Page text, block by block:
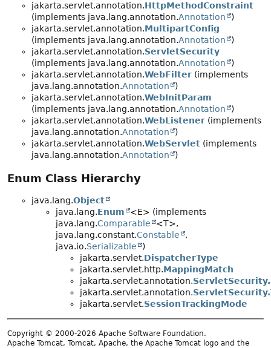
jakarta.servlet.annotation.HttpMethodConstraint
(implements java.lang.annotation.Annotation
)
jakarta.servlet.annotation.MultipartConfig
(implements java.lang.annotation.Annotation
)
jakarta.servlet.annotation.ServletSecurity
(implements java.lang.annotation.Annotation
)
jakarta.servlet.annotation.WebFilter (implements
java.lang.annotation.Annotation
)
jakarta.servlet.annotation.WebInitParam
(implements java.lang.annotation.Annotation
)
jakarta.servlet.annotation.WebListener (implements
java.lang.annotation.Annotation
)
jakarta.servlet.annotation.WebServlet (implements
java.lang.annotation.Annotation )
Enum Class Hierarchy
java.lang.Object
java.lang.Enum
<E> (implements
java.lang.Comparable
<T>,
java.lang.constant.Constable
,
java.io.Serializable
)
jakarta.servlet.DispatcherType
jakarta.servlet.http.MappingMatch
jakarta.servlet.annotation.
jakarta.servlet.annotation.
jakarta.servlet.SessionTrackingMode
Copyright © 2000-2026 Apache Software Foundation.
Apache Tomcat, Tomcat, Apache, the Apache Tomcat logo and the